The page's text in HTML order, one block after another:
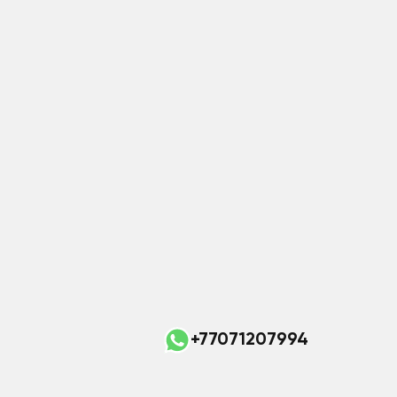
+77071207994